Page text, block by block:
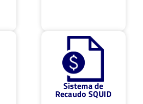
Sistema de
Recaudo SQUID